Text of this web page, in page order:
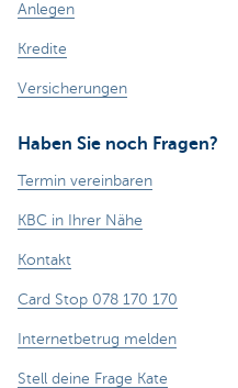
Anlegen
Kredite
Versicherungen
Haben Sie noch Fragen?
Termin vereinbaren
KBC in Ihrer Nähe
Kontakt
Card Stop 078 170 170
Internetbetrug melden
Stell deine Frage Kate